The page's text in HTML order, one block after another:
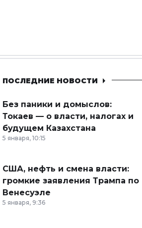
ПОСЛЕДНИЕ НОВОСТИ
Без паники и домыслов:
Токаев — о власти, налогах и
будущем Казахстана
5 января, 10:15
США, нефть и смена власти:
громкие заявления Трампа по
Венесуэле
5 января, 9:36